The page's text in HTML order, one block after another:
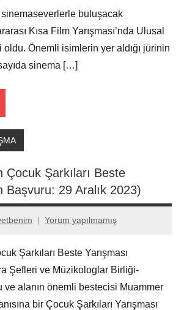
sinemaseverlerle buluşacak
Kısa Film Yarışması’nda Ulusal
oldu. Önemli isimlerin yer aldığı jürinin
sinema […]
Şarkıları Beste
Başvuru: 29 Aralık 2023)
Yorum yapılmamış
Şarkıları Beste Yarışması
Şefleri ve Müzikologlar Birliği-
ve alanın önemli bestecisi Muammer
bir Çocuk Şarkıları Yarışması